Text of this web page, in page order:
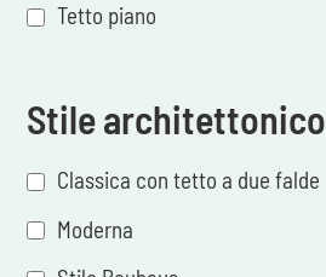
Tetto piano
Stile architettonico
Classica con tetto a due falde
Moderna